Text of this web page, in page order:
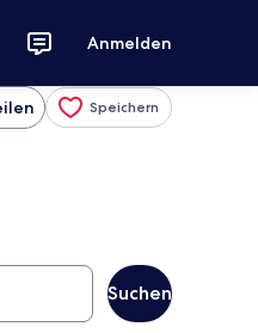
Anmelden
Speichern
Suchen